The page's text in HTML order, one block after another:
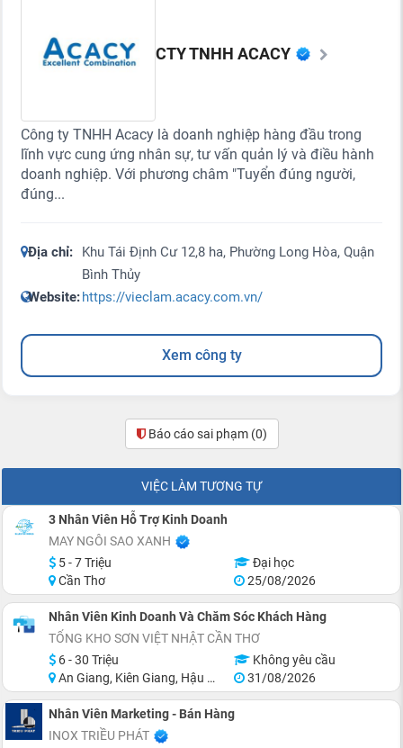
CTY TNHH ACACY
Công ty TNHH Acacy là doanh nghiệp hàng đầu trong
lĩnh vực cung ứng nhân sự, tư vấn quản lý và điều hành
doanh nghiệp. Với phương châm "Tuyển đúng người,
đúng...
Địa chỉ:
Khu Tái Định Cư 12,8 ha, Phường Long Hòa, Quận
Bình Thủy
Website:https://vieclam.acacy.com.vn/
Xem công ty
Báo cáo sai phạm (0)
VIỆC LÀM TƯƠNG TỰ
3 Nhân Viên Hỗ Trợ Kinh Doanh
MAY NGÔI SAO XANH
5 - 7 Triệu
Đại học
Cần Thơ
25/08/2026
Nhân Viên Kinh Doanh Và Chăm Sóc Khách Hàng
TỔNG KHO SƠN VIỆT NHẬT CẦN THƠ
6 - 30 Triệu
Không yêu cầu
An Giang, Kiên Giang, Hậu Giang, Sóc Trăng, Bạc Liêu, Cà Mau
31/08/2026
Nhân Viên Marketing - Bán Hàng
INOX TRIỀU PHÁT